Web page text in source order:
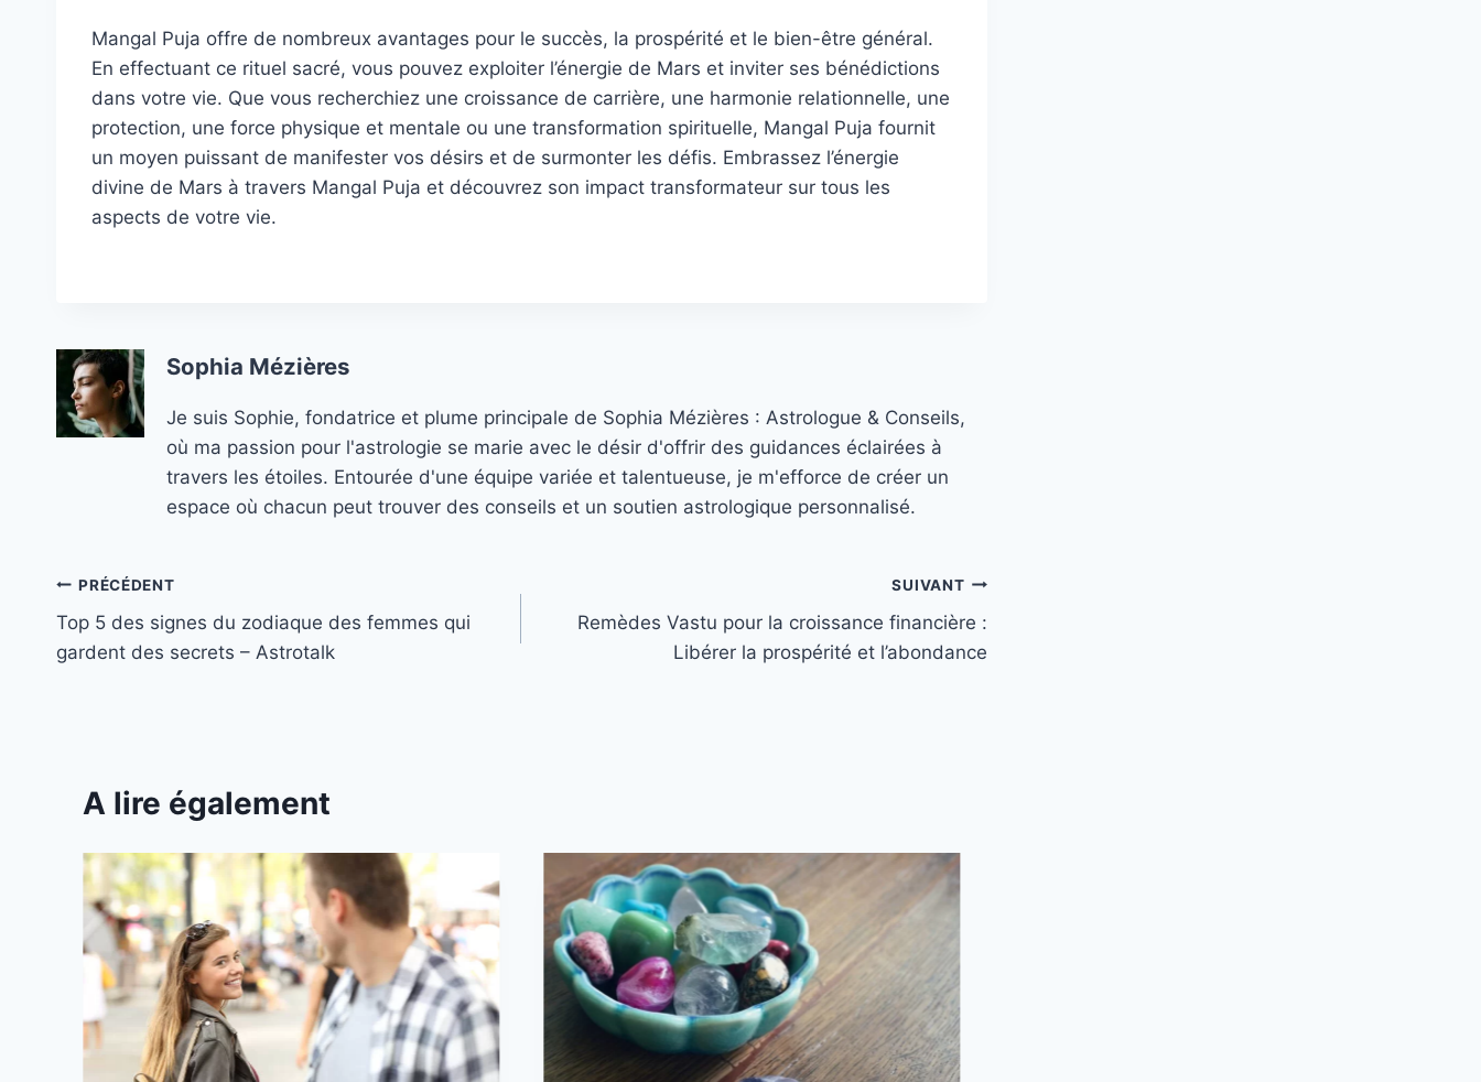
Mangal Puja offre de nombreux avantages pour le succès, la prospérité et le bien-être général.
En effectuant ce rituel sacré, vous pouvez exploiter l’énergie de Mars et inviter ses bénédictions
dans votre vie. Que vous recherchiez une croissance de carrière, une harmonie relationnelle, une
protection, une force physique et mentale ou une transformation spirituelle, Mangal Puja fournit
un moyen puissant de manifester vos désirs et de surmonter les défis. Embrassez l’énergie
divine de Mars à travers Mangal Puja et découvrez son impact transformateur sur tous les
aspects de votre vie.
Sophia Mézières
Je suis Sophie, fondatrice et plume principale de Sophia Mézières : Astrologue & Conseils,
où ma passion pour l'astrologie se marie avec le désir d'offrir des guidances éclairées à
travers les étoiles. Entourée d'une équipe variée et talentueuse, je m'efforce de créer un
espace où chacun peut trouver des conseils et un soutien astrologique personnalisé.
Navigation
de
PRÉCÉDENT
Top 5 des signes du zodiaque des femmes qui
gardent des secrets – Astrotalk
SUIVANT
Remèdes Vastu pour la croissance financière :
Libérer la prospérité et l’abondance
A lire également